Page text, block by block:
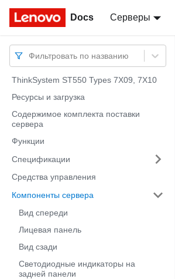
Docs Серверы
Docs
Фильтровать по названию
ThinkSystem ST550 Types 7X09, 7X10
Ресурсы и загрузка
Содержимое комплекта поставки
сервера
Функции
Спецификации
Средства управления
Компоненты сервера
Вид спереди
Лицевая панель
Вид сзади
Светодиодные индикаторы на
задней панели